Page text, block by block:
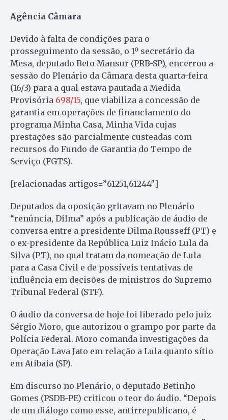
Agência Câmara
Devido à falta de condições para o
prosseguimento da sessão, o 1º secretário da
Mesa, deputado Beto Mansur (PRB-SP), encerrou a
sessão do Plenário da Câmara desta quarta-feira
(16/3) para a qual estava pautada a Medida
Provisória 698/15, que viabiliza a concessão de
garantia em operações de financiamento do
programa Minha Casa, Minha Vida cujas
prestações são parcialmente custeadas com
recursos do Fundo de Garantia do Tempo de
Serviço (FGTS).
[relacionadas artigos=”61251,61244″]
Deputados da oposição gritavam no Plenário
“renúncia, Dilma” após a publicação de áudio de
conversa entre a presidente Dilma Rousseff (PT) e
o ex-presidente da República Luiz Inácio Lula da
Silva (PT), no qual tratam da nomeação de Lula
para a Casa Civil e de possíveis tentativas de
influência em decisões de ministros do Supremo
Tribunal Federal (STF).
O áudio da conversa de hoje foi liberado pelo juiz
Sérgio Moro, que autorizou o grampo por parte da
Polícia Federal. Moro comanda investigações da
Operação Lava Jato em relação a Lula quanto sítio
em Atibaia (SP).
Em discurso no Plenário, o deputado Betinho
Gomes (PSDB-PE) criticou o teor do áudio. “Depois
de um diálogo como esse, antirrepublicano, é